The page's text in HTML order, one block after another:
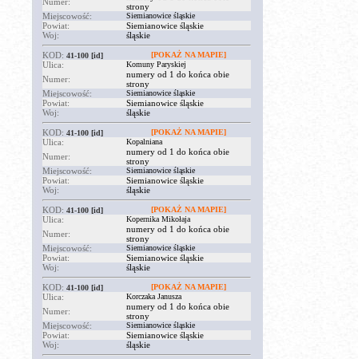
strony
Miejscowość:
Siemianowice śląskie
Powiat:
Siemianowice śląskie
Woj:
śląskie
KOD: 41-100 [id] [POKAŻ NA MAPIE]
Ulica: Komuny Paryskiej
Numer:
numery od 1 do końca obie
strony
Miejscowość:
Siemianowice śląskie
Powiat:
Siemianowice śląskie
Woj:
śląskie
KOD: 41-100 [id] [POKAŻ NA MAPIE]
Ulica: Kopalniana
Numer:
numery od 1 do końca obie
strony
Miejscowość:
Siemianowice śląskie
Powiat:
Siemianowice śląskie
Woj:
śląskie
KOD: 41-100 [id] [POKAŻ NA MAPIE]
Ulica: Kopernika Mikołaja
Numer:
numery od 1 do końca obie
strony
Miejscowość:
Siemianowice śląskie
Powiat:
Siemianowice śląskie
Woj:
śląskie
KOD: 41-100 [id] [POKAŻ NA MAPIE]
Ulica: Korczaka Janusza
Numer:
numery od 1 do końca obie
strony
Miejscowość:
Siemianowice śląskie
Powiat:
Siemianowice śląskie
Woj:
śląskie